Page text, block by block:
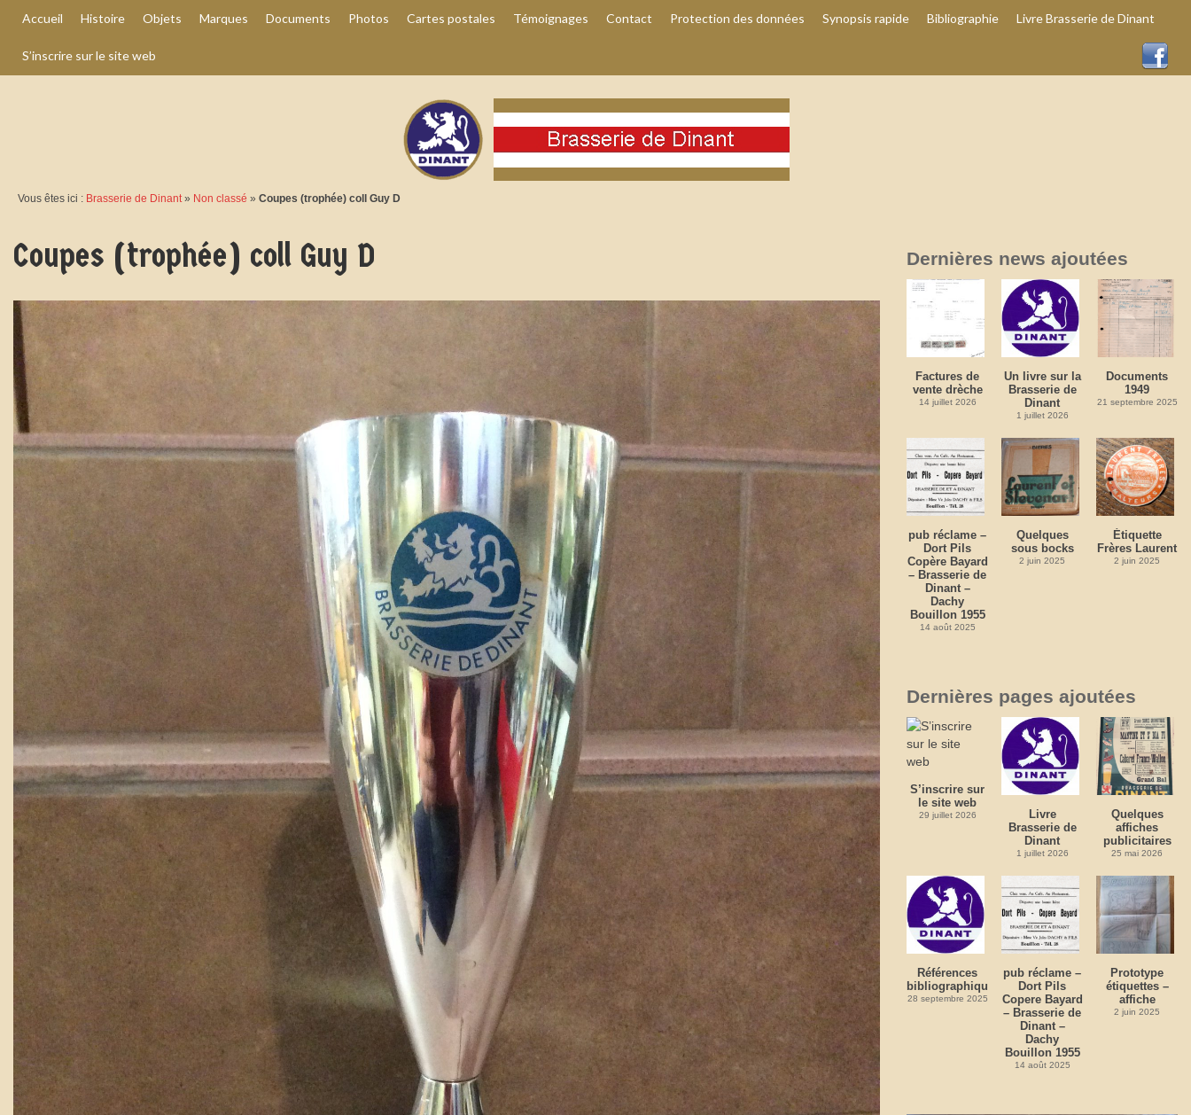
Accueil Histoire Objets Marques Documents Photos Cartes postales Témoignages Contact Protection des données Synopsis rapide Bibliographie Livre Brasserie de Dinant
S’inscrire sur le site web
Vous êtes ici : Brasserie de Dinant» Non classé » Coupes (trophée) coll Guy D
Coupes (trophée) coll Guy D Dernières news ajoutées
Factures de
vente drèche
14 juillet 2026
Un livre sur la
Brasserie de
Dinant
1 juillet 2026
Documents
1949
21 septembre 2025
pub réclame –
Dort Pils
Copère Bayard
– Brasserie de
Dinant –
Dachy
Bouillon 1955
14 août 2025
Quelques
sous bocks
2 juin 2025
Étiquette
Frères Laurent
2 juin 2025
Dernières pages ajoutées
S’inscrire sur
le site web
29 juillet 2026
Livre
Brasserie de
Dinant
1 juillet 2026
Quelques
affiches
publicitaires
25 mai 2026
Références
bibliographiques
28 septembre 2025
pub réclame –
Dort Pils
Copere Bayard
– Brasserie de
Dinant –
Dachy
Bouillon 1955
14 août 2025
Prototype
étiquettes –
affiche
2 juin 2025